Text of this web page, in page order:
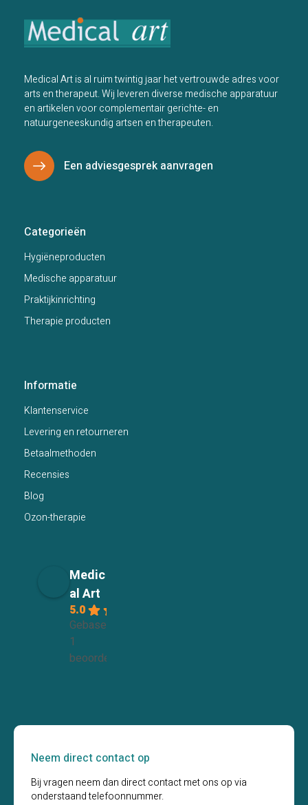
Medical Art is al ruim twintig jaar het vertrouwde adres voor
arts en therapeut. Wij leveren diverse medische apparatuur
en artikelen voor complementair gerichte- en
natuurgeneeskundig artsen en therapeuten.
Een adviesgesprek aanvragen
Categorieën
Hygiëneproducten
Medische apparatuur
Praktijkinrichting
Therapie producten
Informatie
Klantenservice
Levering en retourneren
Betaalmethoden
Recensies
Blog
Ozon-therapie
Medic
al Art
5.0
Gebaseerd op
1
beoordelingen
Neem direct contact op
Bij vragen neem dan direct contact met ons op via
onderstaand telefoonnummer.